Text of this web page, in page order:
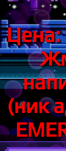
Цена:
(ник